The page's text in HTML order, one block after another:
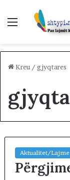
Menu
Kreu / gjyqtares
Aktualitet/Lajme